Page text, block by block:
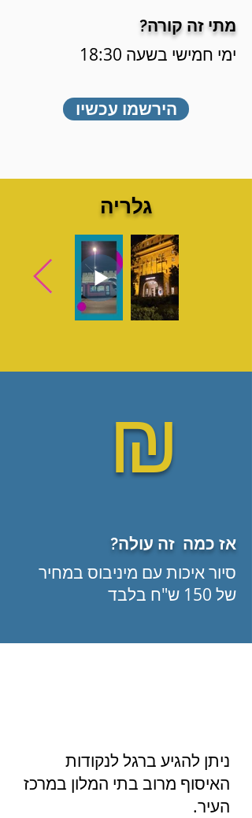
מתי זה קורה?
ימי חמישי בשעה 18:30
הירשמו עכשיו
גלריה
אז כמה זה עולה?
סיור איכות עם מיניבוס במחיר
של 150 ש"ח בלבד
₪
ניתן להגיע ברגל לנקודות
האיסוף מרוב בתי המלון במרכז
העיר.